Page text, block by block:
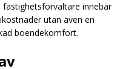
innebär
utan även en
boendekomfort.